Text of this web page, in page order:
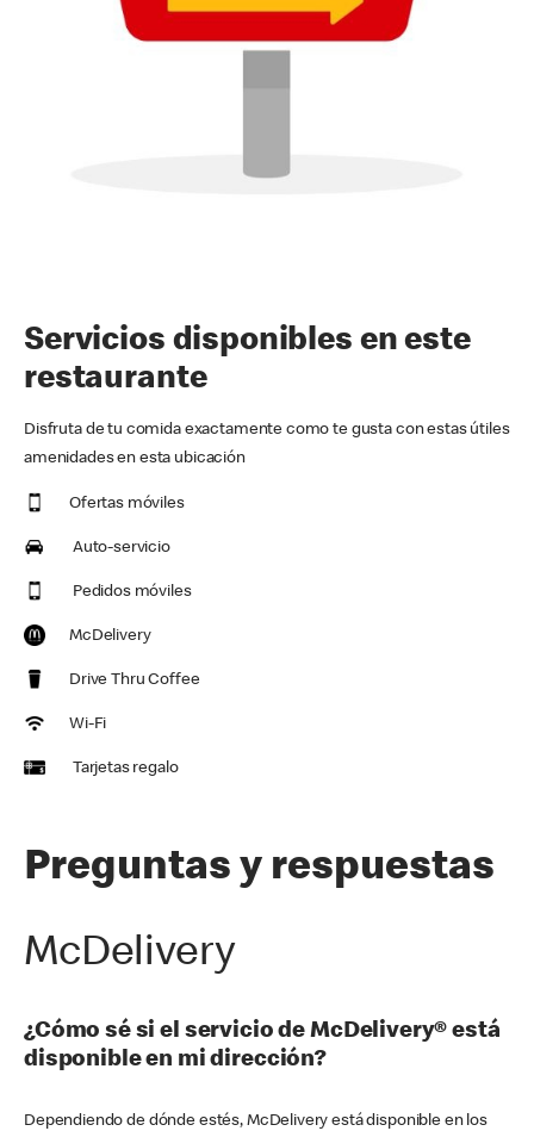
Servicios disponibles en este
restaurante
Disfruta de tu comida exactamente como te gusta con estas útiles
amenidades en esta ubicación
Ofertas móviles
Auto-servicio
Pedidos móviles
McDelivery
Drive Thru Coffee
Wi-Fi
Tarjetas regalo
Preguntas y respuestas
McDelivery
¿Cómo sé si el servicio de McDelivery® está
disponible en mi dirección?
Dependiendo de dónde estés, McDelivery está disponible en los